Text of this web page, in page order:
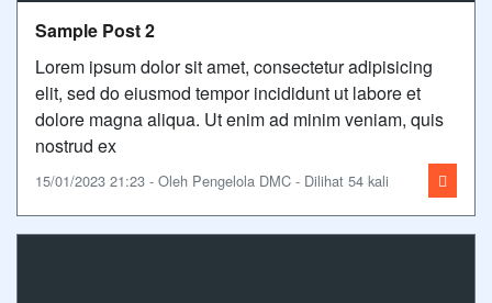
Sample Post 2
Lorem ipsum dolor sit amet, consectetur adipisicing
elit, sed do eiusmod tempor incididunt ut labore et
dolore magna aliqua. Ut enim ad minim veniam, quis
nostrud ex
15/01/2023 21:23 - Oleh Pengelola DMC - Dilihat 54 kali